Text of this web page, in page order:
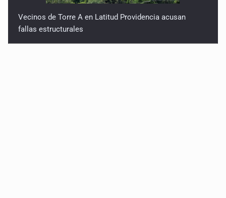
Vecinos de Torre A en Latitud Providencia acusan
fallas estructurales